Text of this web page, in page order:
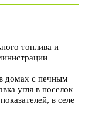
топлива и
домах с печным
угля в поселок
в селе